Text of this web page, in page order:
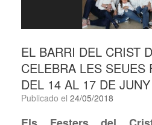
EL BARRI DEL CRIST
CELEBRA LES SEUES
DEL 14 AL 17 DE JUNY
Publicado el 24/05/2018